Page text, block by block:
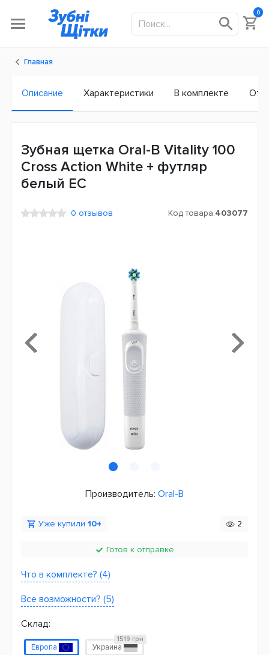
0
Главная
Описание Характеристики В комплекте
Зубная щетка Oral-B Vitality 100
Cross Action White + футляр
белый ЕС
0 отзывов Код товара:403077
Производитель: Oral-B
Уже купили 10+ 2
Готов к отправке
Что в комплекте? (4)
Все возможности? (5)
Склад:
Европа Украина
1519 грн